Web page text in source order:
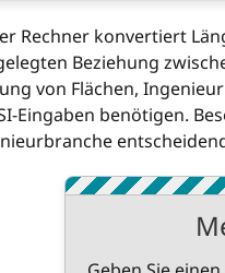
Rechner konvertiert
Beziehung
von Flächen,
Eingaben benötigen.